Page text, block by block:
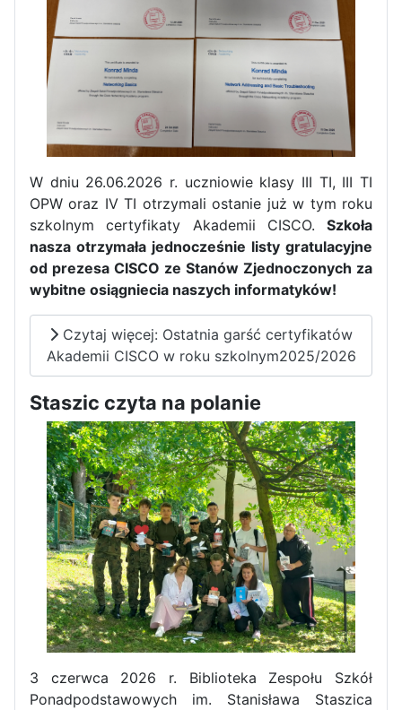
Zakończenie roku maturzystów
Portugalii
Rozpoczęcie kampanii „Gotowi
na kryzys” w ZSP w Iłży
Pierwszy tydzień praktyk
zawodowych naszych uczniów
w Portugalii za nami!
W dniu 26.06.2026 r. uczniowie klasy III TI, III TI
OPW oraz IV TI otrzymali ostanie już w tym roku
szkolnym certyfikaty Akademii CISCO. Szkoła
nasza otrzymała jednocześnie listy gratulacyjne
od prezesa CISCO ze Stanów Zjednoczonych za
wybitne osiągniecia naszych informatyków!
Czytaj więcej: Ostatnia garść certyfikatów
Akademii CISCO w roku szkolnym2025/2026
Staszic czyta na polanie
3 czerwca 2026 r. Biblioteka Zespołu Szkół
Ponadpodstawowych im. Stanisława Staszica